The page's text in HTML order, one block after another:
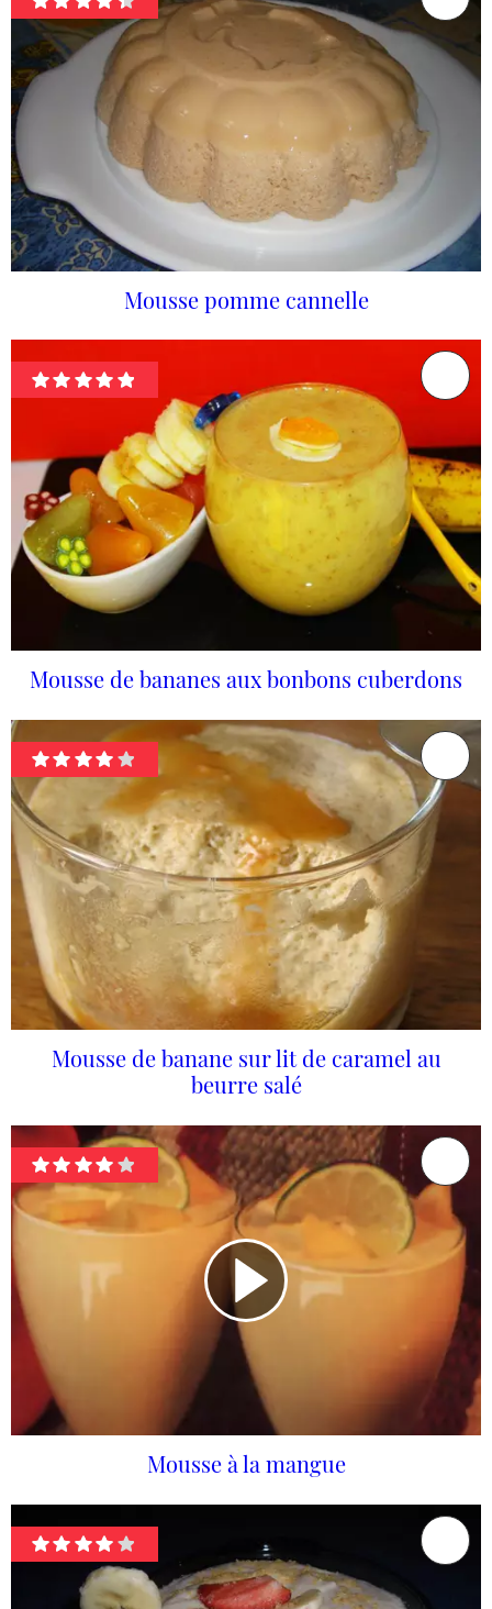
Mousse pomme cannelle
Mousse de bananes aux bonbons cuberdons
Mousse de banane sur lit de caramel au
beurre salé
Mousse à la mangue